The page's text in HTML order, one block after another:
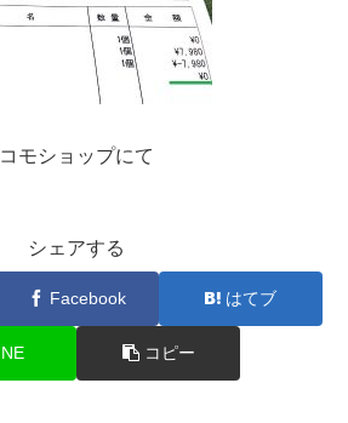
モショップにて
シェアする
Facebook はてブ
コピー